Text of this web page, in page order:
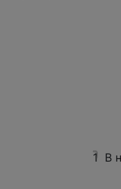
1 В